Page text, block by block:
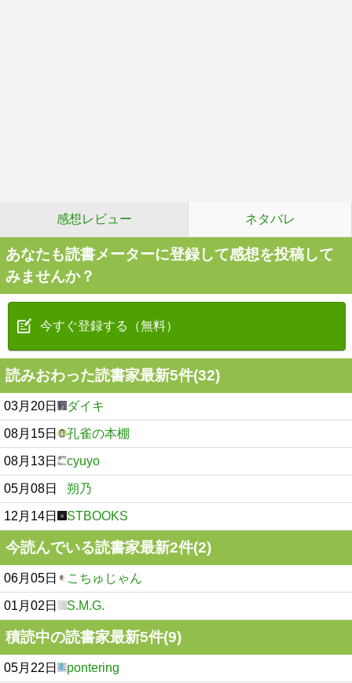
感想レビュー ネタバレ
あなたも読書メーターに登録して感想を投稿して
みませんか？
今すぐ登録する（無料）
読みおわった読書家最新5件(32)
03月20日 ダイキ
08月15日 孔雀の本棚
08月13日 cyuyo
05月08日 朔乃
12月14日 STBOOKS
今読んでいる読書家最新2件(2)
06月05日 こちゅじゃん
01月02日 S.M.G.
積読中の読書家最新5件(9)
05月22日 pontering